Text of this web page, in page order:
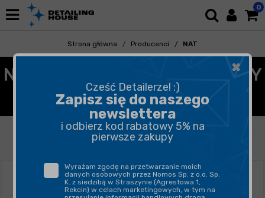
0
Strona główna Producenci NAT
NAT - GĄBKI POLERSKIE, PADY
MIKROFIBROWE
FILTROWANIE SORTUJ
×
Cześć Detailerze! :)
Zapisz się do naszego
newslettera
i odbierz kod rabatowy 5% na
pierwsze zakupy
Wyrażam zgodę na przetwarzanie moich
danych osobowych przez Nomos Sp. z o.o. Sp.
K. z siedzibą w Straszynie (Agrestowa 1,
Rekcin) w celach marketingowych, w tym na